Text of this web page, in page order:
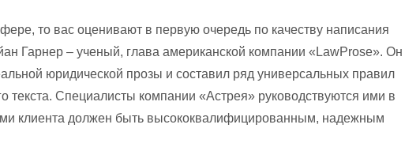
то вас оценивают в первую очередь по качеству написания
Гарнер – ученый, глава американской компании «LawProse». Он
юридической прозы и составил ряд универсальных правил
текста. Специалисты компании «Астрея» руководствуются ими в
клиента должен быть высококвалифицированным, надежным